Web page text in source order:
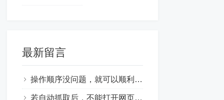
最新留言
操作顺序没问题，就可以顺利下载到，即先勾选【自动抓取】再点开播放视频
若自动抓取后，不能打开网页，参考 https://zhiboxiazai.com/post/22.html 安装**